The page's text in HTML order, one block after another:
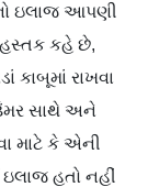
ઇલાજ આપણી
હસ્તક કહે છે,
કાબૂમાં રાખવા
સાથે અને
માટે કે એની
હતો નહીં